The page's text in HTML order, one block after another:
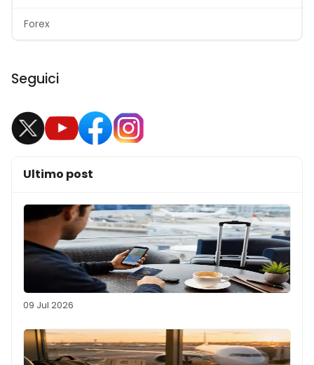
Forex
Seguici
Ultimo post
09 Jul 2026